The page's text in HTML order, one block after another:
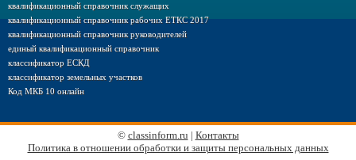
квалификационный справочник служащих
квалификационный справочник рабочих ЕТКС 2017
квалификационный справочник руководителей
единый квалификационный справочник
классификатор ЕСКД
классификатор земельных участков
Код МКБ 10 онлайн
© classinform.ru | Контакты
Политика в отношении обработки и защиты персональных данных